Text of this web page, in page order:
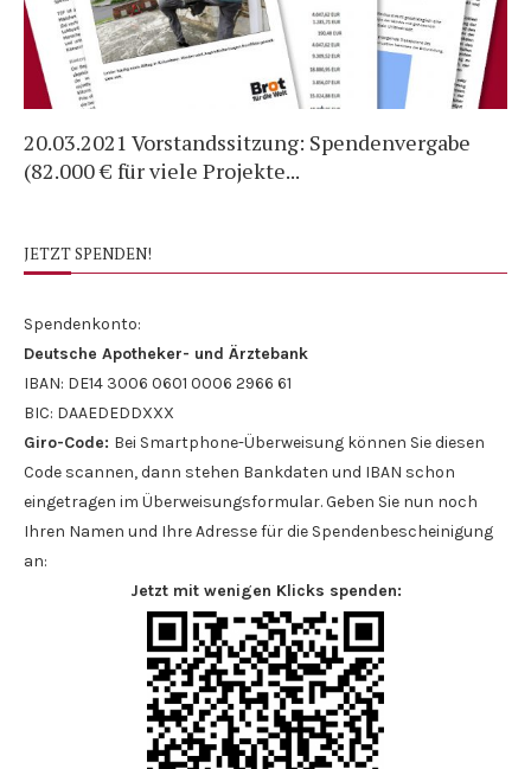
20.03.2021 Vorstandssitzung: Spendenvergabe
(82.000 € für viele Projekte...
JETZT SPENDEN!
Spendenkonto:
Deutsche Apotheker- und Ärztebank
IBAN: DE14 3006 0601 0006 2966 61
BIC: DAAEDEDDXXX
Giro-Code: Bei Smartphone-Überweisung können Sie diesen
Code scannen, dann stehen Bankdaten und IBAN schon
eingetragen im Überweisungsformular. Geben Sie nun noch
Ihren Namen und Ihre Adresse für die Spendenbescheinigung
an:
Jetzt mit wenigen Klicks spenden: